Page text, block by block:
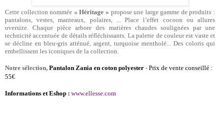
Cette collection nommée « Héritage » propose une large gamme de produits :
pantalons, vestes, manteaux, polaires, ... Place l’effet cocoon ou allures
oversize. Chaque pièce arbore des matières chaudes soulignées par une
technicité accentuée de détails réfléchissants. La palette de couleur est vaste et
se décline en bleu-gris atténué, argent, turquoise mentholé... Des coloris qui
embellissent les iconiques de la collection.
Notre sélection, Pantalon Zania en coton polyester - Prix de vente conseillé :
55€
Informations et Eshop : www.ellesse.com